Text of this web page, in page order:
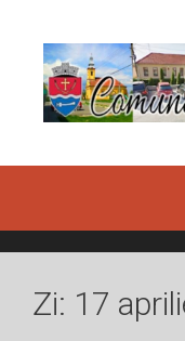
conținut
Zi: 17